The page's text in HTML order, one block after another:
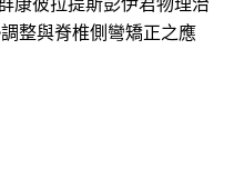
整與脊椎側彎矯正之應